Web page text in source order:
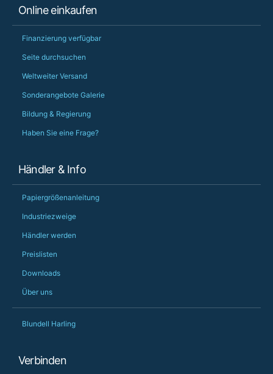
Online einkaufen
Finanzierung verfügbar
Seite durchsuchen
Weltweiter Versand
Sonderangebote Galerie
Bildung & Regierung
Haben Sie eine Frage?
Händler & Info
Papiergrößenanleitung
Industriezweige
Händler werden
Preislisten
Downloads
Über uns
Blundell Harling
Verbinden